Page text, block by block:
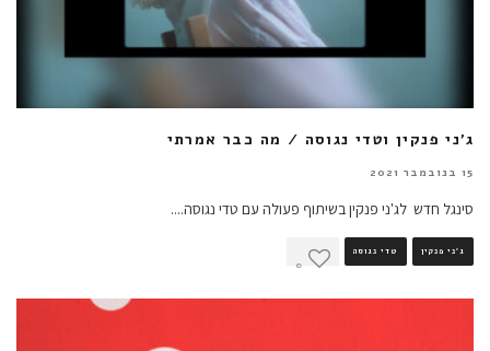
ג'ני פנקין וטדי נגוסה / מה כבר אמרתי
15 בנובמבר 2021
סינגל חדש לג'ני פנקין בשיתוף פעולה עם טדי נגוסה....
ג'ני פנקין טדי נגוסה
0